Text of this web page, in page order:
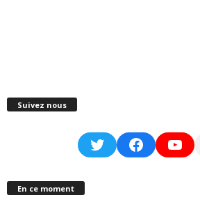
Suivez nous
TwitterFacebook
En ce moment